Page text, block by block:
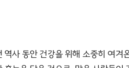
역사 동안 건강을 위해 소중히 여